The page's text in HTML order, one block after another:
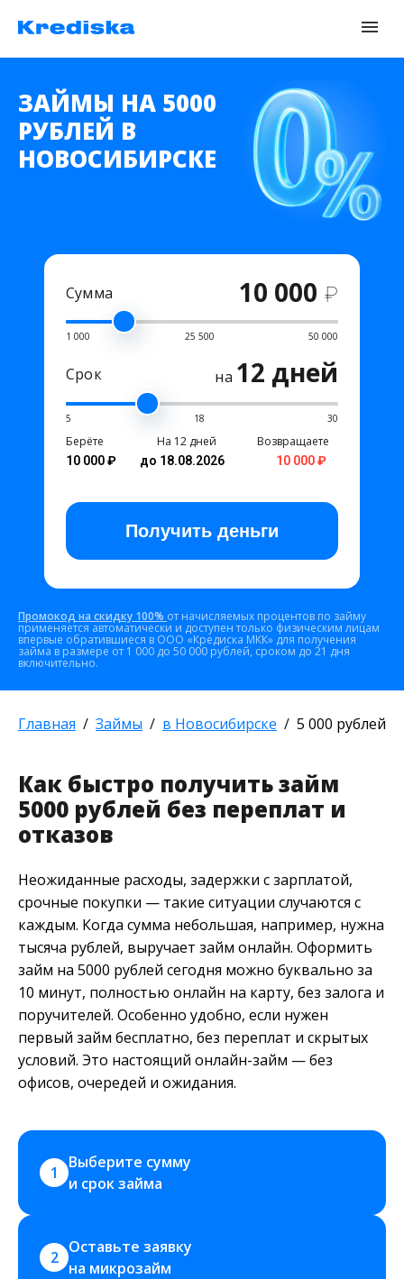
ЗАЙМЫ НА 5000
РУБЛЕЙ В
НОВОСИБИРСКЕ
Сумма 10 000 ₽
1 000 25 500 50 000
Срок на 12 дней
5 18 30
Берёте
10 000 ₽
На 12 дней
до 18.08.2026
Возвращаете
10 000 ₽
Получить деньги
Промокод на скидку 100% от начисляемых процентов по займу
применяется автоматически и доступен только физическим лицам
впервые обратившиеся в ООО «Кредиска МКК» для получения
займа в размере от 1 000 до 50 000 рублей, сроком до 21 дня
включительно.
Главная Займы в Новосибирске 5 000 рублей
Как быстро получить займ
5000 рублей без переплат и
отказов
Неожиданные расходы, задержки с зарплатой,
срочные покупки — такие ситуации случаются с
каждым. Когда сумма небольшая, например, нужна
тысяча рублей, выручает займ онлайн. Оформить
займ на 5000 рублей сегодня можно буквально за
10 минут, полностью онлайн на карту, без залога и
поручителей. Особенно удобно, если нужен
первый займ бесплатно, без переплат и скрытых
условий. Это настоящий онлайн-займ — без
офисов, очередей и ожидания.
1
Выберите сумму
и срок займа
2
Оставьте заявку
на микрозайм